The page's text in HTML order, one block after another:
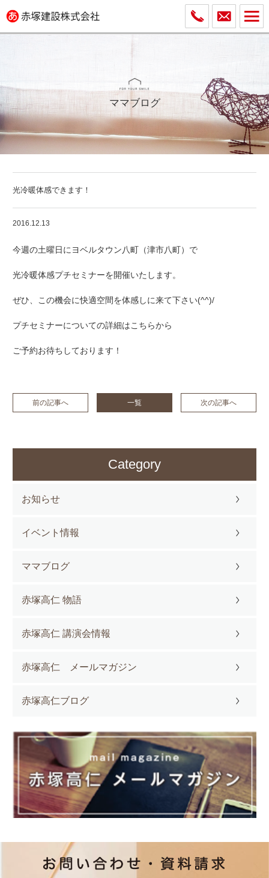
ママブログ
光冷暖体感できます！
2016.12.13
今週の土曜日にヨベルタウン八町（津市八町）で
光冷暖体感プチセミナーを開催いたします。
ぜひ、この機会に快適空間を体感しに来て下さい(^^)/
プチセミナーについての詳細はこちらから
ご予約お待ちしております！
前の記事へ 一覧 次の記事へ
Category
お知らせ
イベント情報
ママブログ
赤塚高仁 物語
赤塚高仁 講演会情報
赤塚高仁 メールマガジン
赤塚高仁ブログ